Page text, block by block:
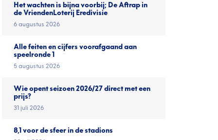
Het wachten is bijna voorbij; De Aftrap in
de VriendenLoterij Eredivisie
6 augustus 2026
Alle feiten en cijfers voorafgaand aan
speelronde 1
5 augustus 2026
Wie opent seizoen 2026/27 direct met een
prijs?
31 juli 2026
8,1 voor de sfeer in de stadions